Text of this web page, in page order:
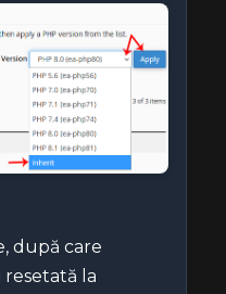
după care
resetată la